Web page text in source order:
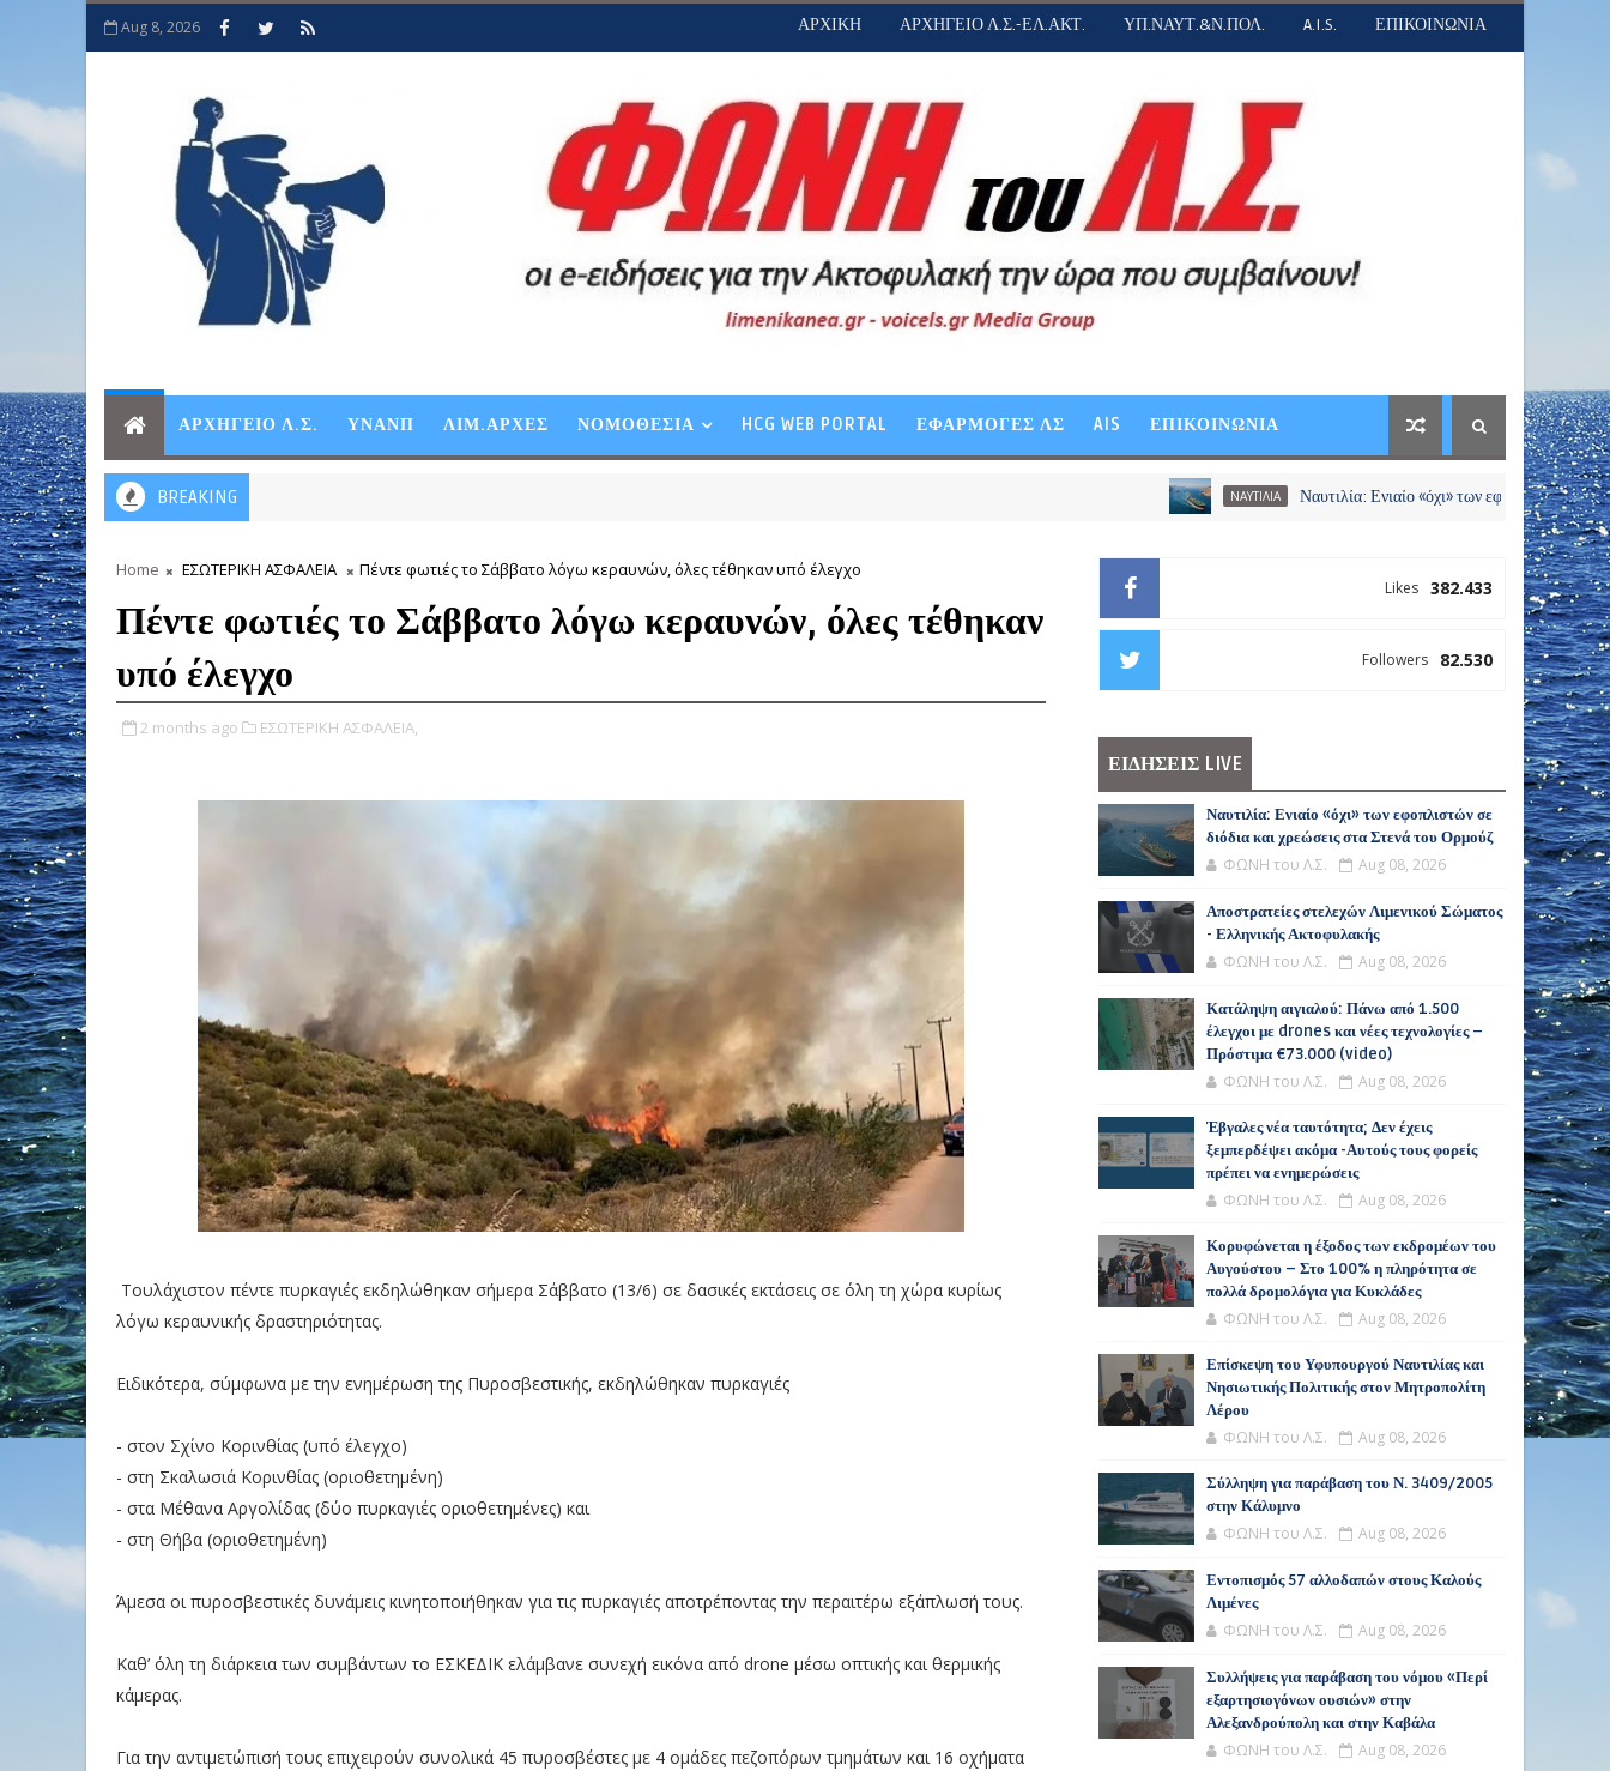
Aug 8, 2026 ΑΡΧΙΚΗ ΑΡΧΗΓΕΙΟ Λ.Σ.-ΕΛ.ΑΚΤ. ΥΠ.ΝΑΥΤ.&Ν.ΠΟΛ. A.I.S. ΕΠΙΚΟΙΝΩΝΙΑ
ΑΡΧΗΓΕΙΟ Λ.Σ. ΥΝΑΝΠ ΛΙΜ.ΑΡΧΕΣ ΝΟΜΟΘΕΣΙΑ HCG WEB PORTAL ΕΦΑΡΜΟΓΕΣ ΛΣ AIS ΕΠΙΚΟΙΝΩΝΙΑ
BREAKING ΝΑΥΤΙΛΙΑ Ναυτιλία: Ενιαίο «όχι» των εφοπλιστών σε διόδια και
Home ΕΣΩΤΕΡΙΚΗ ΑΣΦΑΛΕΙΑ Πέντε φωτιές το Σάββατο λόγω κεραυνών, όλες τέθηκαν υπό έλεγχο
Πέντε φωτιές το Σάββατο λόγω κεραυνών, όλες τέθηκαν
υπό έλεγχο
2 months ago ΕΣΩΤΕΡΙΚΗ ΑΣΦΑΛΕΙΑ,
Τουλάχιστον πέντε πυρκαγιές εκδηλώθηκαν σήμερα Σάββατο (13/6) σε δασικές εκτάσεις σε όλη τη χώρα κυρίως
λόγω κεραυνικής δραστηριότητας.
Ειδικότερα, σύμφωνα με την ενημέρωση της Πυροσβεστικής, εκδηλώθηκαν πυρκαγιές
- στον Σχίνο Κορινθίας (υπό έλεγχο)
- στη Σκαλωσιά Κορινθίας (οριοθετημένη)
- στα Μέθανα Αργολίδας (δύο πυρκαγιές οριοθετημένες) και
- στη Θήβα (οριοθετημένη)
Άμεσα οι πυροσβεστικές δυνάμεις κινητοποιήθηκαν για τις πυρκαγιές αποτρέποντας την περαιτέρω εξάπλωσή τους.
Καθ’ όλη τη διάρκεια των συμβάντων το ΕΣΚΕΔΙΚ ελάμβανε συνεχή εικόνα από drone μέσω οπτικής και θερμικής
κάμερας.
Για την αντιμετώπισή τους επιχειρούν συνολικά 45 πυροσβέστες με 4 ομάδες πεζοπόρων τμημάτων και 16 οχήματα
382.433
Likes
82.530
Followers
ΕΙΔΗΣΕΙΣ LIVE
Ναυτιλία: Ενιαίο «όχι» των εφοπλιστών σε
διόδια και χρεώσεις στα Στενά του Ορμούζ
ΦΩΝΗ του Λ.Σ. Aug 08, 2026
Αποστρατείες στελεχών Λιμενικού Σώματος
- Ελληνικής Ακτοφυλακής
ΦΩΝΗ του Λ.Σ. Aug 08, 2026
Κατάληψη αιγιαλού: Πάνω από 1.500
έλεγχοι με drones και νέες τεχνολογίες –
Πρόστιμα €73.000 (video)
ΦΩΝΗ του Λ.Σ. Aug 08, 2026
Έβγαλες νέα ταυτότητα; Δεν έχεις
ξεμπερδέψει ακόμα -Αυτούς τους φορείς
πρέπει να ενημερώσεις
ΦΩΝΗ του Λ.Σ. Aug 08, 2026
Κορυφώνεται η έξοδος των εκδρομέων του
Αυγούστου – Στο 100% η πληρότητα σε
πολλά δρομολόγια για Κυκλάδες
ΦΩΝΗ του Λ.Σ. Aug 08, 2026
Επίσκεψη του Υφυπουργού Ναυτιλίας και
Νησιωτικής Πολιτικής στον Μητροπολίτη
Λέρου
ΦΩΝΗ του Λ.Σ. Aug 08, 2026
Σύλληψη για παράβαση του Ν. 3409/2005
στην Κάλυμνο
ΦΩΝΗ του Λ.Σ. Aug 08, 2026
Εντοπισμός 57 αλλοδαπών στους Καλούς
Λιμένες
ΦΩΝΗ του Λ.Σ. Aug 08, 2026
Συλλήψεις για παράβαση του νόμου «Περί
εξαρτησιογόνων ουσιών» στην
Αλεξανδρούπολη και στην Καβάλα
ΦΩΝΗ του Λ.Σ. Aug 08, 2026